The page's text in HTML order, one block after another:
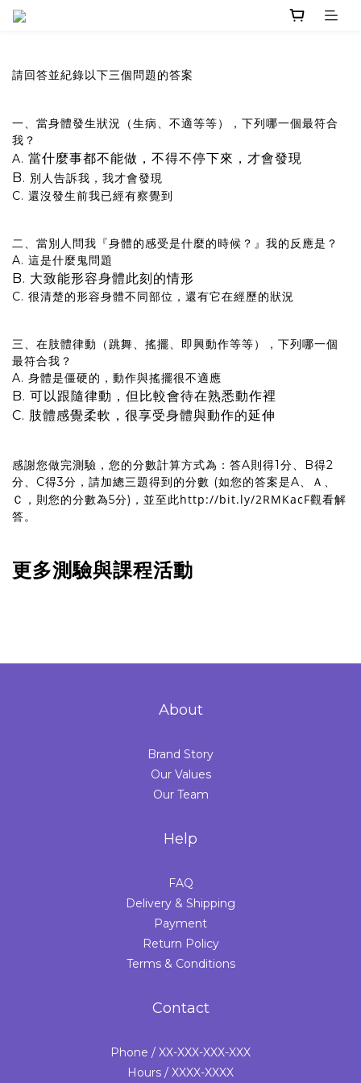
請回答並紀錄以下三個問題的答案
一、當身體發生狀況（生病、不適等等），下列哪一個最符合
我？
A. 當什麼事都不能做，不得不停下來，才會發現
B. 別人告訴我，我才會發現
C. 還沒發生前我已經有察覺到
二、當別人問我『身體的感受是什麼的時候？』我的反應是？
A. 這是什麼鬼問題
B. 大致能形容身體此刻的情形
C. 很清楚的形容身體不同部位，還有它在經歷的狀況
三、在肢體律動（跳舞、搖擺、即興動作等等），下列哪一個
最符合我？
A. 身體是僵硬的，動作與搖擺很不適應
B. 可以跟隨律動，但比較會待在熟悉動作裡
C. 肢體感覺柔軟，很享受身體與動作的延伸
感謝您做完測驗，您的分數計算方式為：答A則得1分、B得2
分、C得3分，請加總三題得到的分數 (如您的答案是A、Ａ、
Ｃ，則您的分數為5分)，並至此http://bit.ly/2RMKacF觀看解
答。
更多測驗與課程活動
About
Brand Story
Our Values
Our Team
Help
FAQ
Delivery & Shipping
Payment
Return Policy
Terms & Conditions
Contact
Phone / XX-XXX-XXX-XXX
Hours / XXXX-XXXX